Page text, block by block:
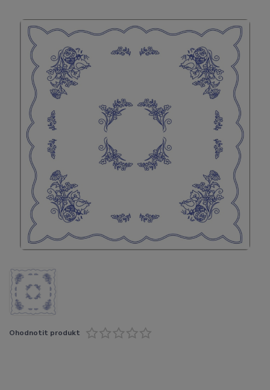
Ohodnotit produkt